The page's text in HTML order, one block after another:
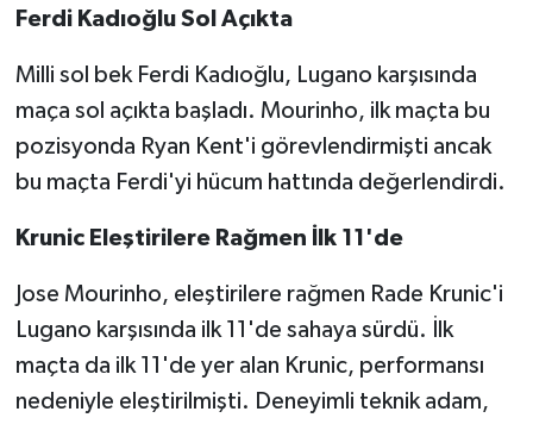
Ferdi Kadıoğlu Sol Açıkta
Milli sol bek Ferdi Kadıoğlu, Lugano karşısında
maça sol açıkta başladı. Mourinho, ilk maçta bu
pozisyonda Ryan Kent'i görevlendirmişti ancak
bu maçta Ferdi'yi hücum hattında değerlendirdi.
Krunic Eleştirilere Rağmen İlk 11'de
Jose Mourinho, eleştirilere rağmen Rade Krunic'i
Lugano karşısında ilk 11'de sahaya sürdü. İlk
maçta da ilk 11'de yer alan Krunic, performansı
nedeniyle eleştirilmişti. Deneyimli teknik adam,